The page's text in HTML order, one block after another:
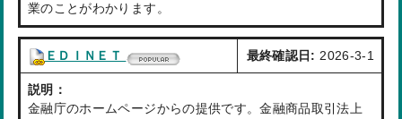
業のことがわかります。
ＥＤＩＮＥＴ 最終確認日:2026-3-1
説明：
金融庁のホームページからの提供です。金融商品取引法上